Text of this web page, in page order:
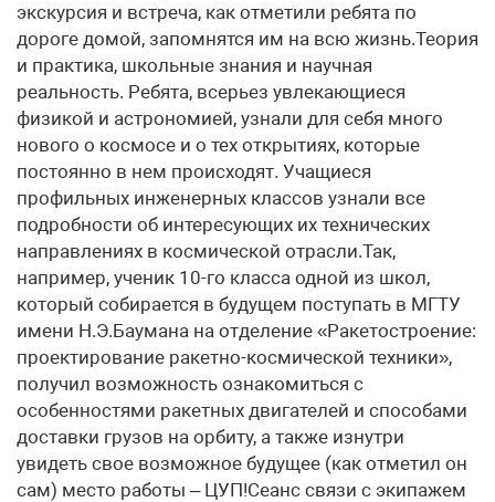
экскурсия и встреча, как отметили ребята по
дороге домой, запомнятся им на всю жизнь.Теория
и практика, школьные знания и научная
реальность. Ребята, всерьез увлекающиеся
физикой и астрономией, узнали для себя много
нового о космосе и о тех открытиях, которые
постоянно в нем происходят. Учащиеся
профильных инженерных классов узнали все
подробности об интересующих их технических
направлениях в космической отрасли.Так,
например, ученик 10-го класса одной из школ,
который собирается в будущем поступать в МГТУ
имени Н.Э.Баумана на отделение «Ракетостроение:
проектирование ракетно-космической техники»,
получил возможность ознакомиться с
особенностями ракетных двигателей и способами
доставки грузов на орбиту, а также изнутри
увидеть свое возможное будущее (как отметил он
сам) место работы – ЦУП!Сеанс связи с экипажем